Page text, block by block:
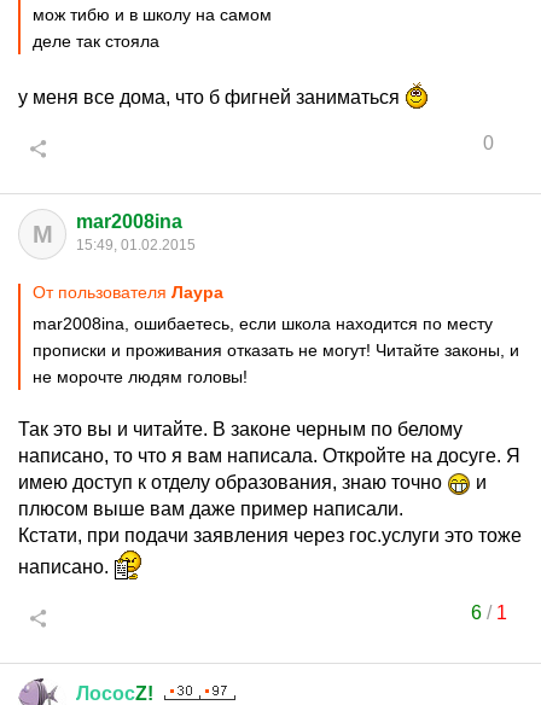
мож тибю и в школу на самом
деле так стояла
у меня все дома, что б фигней заниматься
0
M mar2008ina
15:49, 01.02.2015
От пользователя Лаура
mar2008ina, ошибаетесь, если школа находится по месту
прописки и проживания отказать не могут! Читайте законы, и
не морочте людям головы!
Так это вы и читайте. В законе черным по белому
написано, то что я вам написала. Откройте на досуге. Я
имею доступ к отделу образования, знаю точно
и
плюсом выше вам даже пример написали.
Кстати, при подачи заявления через гос.услуги это тоже
написано.
6/ 1
ЛососZ!